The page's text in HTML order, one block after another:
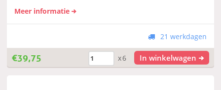
Meer informatie
21 werkdagen
€39,75 x6 In winkelwagen